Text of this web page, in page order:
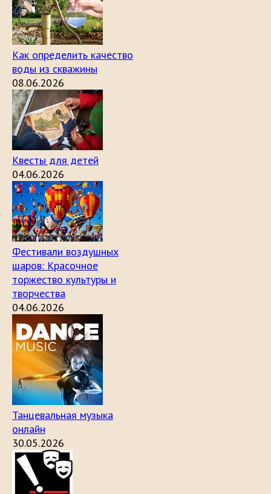
Как определить качество
воды из скважины
08.06.2026
Квесты для детей
04.06.2026
Фестивали воздушных
шаров: Красочное
торжество культуры и
творчества
04.06.2026
Танцевальная музыка
онлайн
30.05.2026